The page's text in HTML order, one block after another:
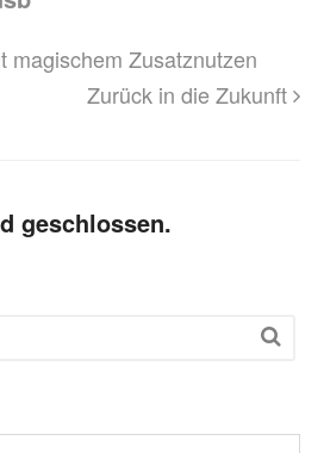
magischem Zusatznutzen
Zurück in die Zukunft
geschlossen.